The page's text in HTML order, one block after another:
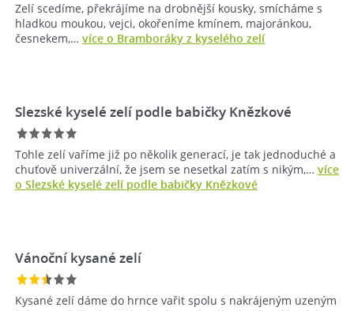
Zelí scedíme, překrájíme na drobnější kousky, smícháme s
hladkou moukou, vejci, okořeníme kmínem, majoránkou,
česnekem,… více o Bramboráky z kyselého zelí
Slezské kyselé zelí podle babičky Knězkové
Tohle zelí vaříme již po několik generací, je tak jednoduché a
chuťově univerzální, že jsem se nesetkal zatím s nikým,… více
o Slezské kyselé zelí podle babičky Knězkové
Vánoční kysané zelí
Kysané zelí dáme do hrnce vařit spolu s nakrájeným uzeným